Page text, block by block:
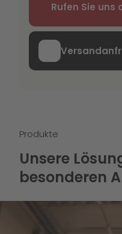
Rufen Sie uns
Produkte
Unsere
besonderen